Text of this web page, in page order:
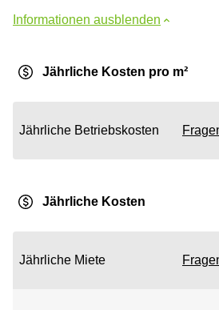
Informationen ausblenden
Jährliche Kosten pro m²
Jährliche Betriebskosten
Jährliche Kosten
Jährliche Miete